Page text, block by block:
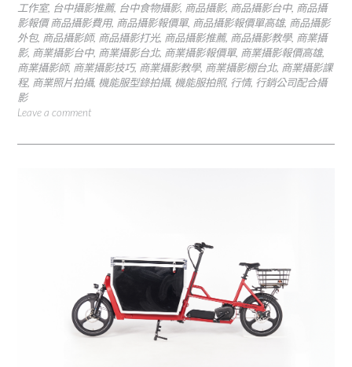
工作室, 台中攝影推薦, 台中食物攝影, 商品攝影, 商品攝影台中, 商品攝
影報價 商品攝影費用, 商品攝影報價單, 商品攝影報價單高雄, 商品攝影
外包, 商品攝影師, 商品攝影打光, 商品攝影推薦, 商品攝影教學, 商業攝
影, 商業攝影台中, 商業攝影台北, 商業攝影報價單, 商業攝影報價高雄,
商業攝影師, 商業攝影技巧, 商業攝影教學, 商業攝影棚台北, 商業攝影課
程, 商業照片拍攝, 機能服型錄拍攝, 機能服拍照, 行情, 行銷公司配合攝
影
Leave a comment